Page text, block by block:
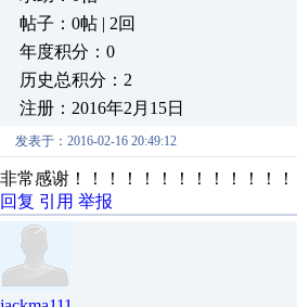
帖子：0帖 | 2回
年度积分：0
历史总积分：2
注册：2016年2月15日
发表于：2016-02-16 20:49:12
非常感谢！！！！！！！！！！！！
回复 引用 举报